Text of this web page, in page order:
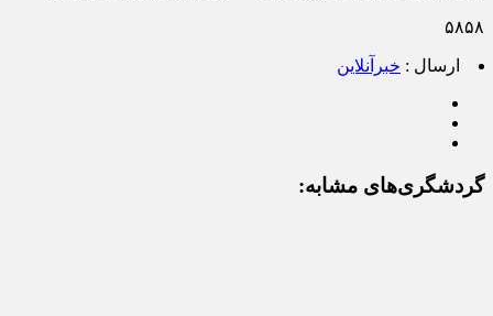
۵۸۵۸
ارسال : خبرآنلاین
گردشگری‌های مشابه: